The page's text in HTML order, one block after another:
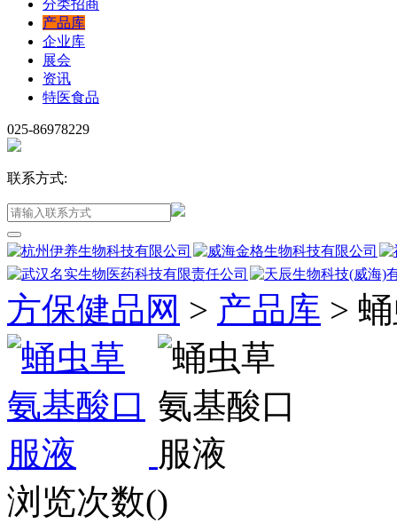
分类招商
产品库
企业库
展会
资讯
特医食品
025-86978229
联系方式:
方保健品网 > 产品库 >
浏览次数()